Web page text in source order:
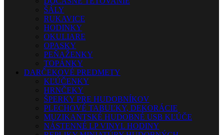
ŠÁLY
RUKAVICE
HODINKY
OKULIARE
OPASKY
PEŇAŽENKY
TOPÁNKY
DARČEKOVÉ PREDMETY
KĽÚČENKY
HRNČEKY
ŠPERKY PRE HUDOBNÍKOV
PLECHOVÉ TABUĽKY, DEKORÁCIE
MUZIKANTSKÉ HUDOBNÉ USB KĽÚČE
NÁSTENNÉ LP VINYL HODINY